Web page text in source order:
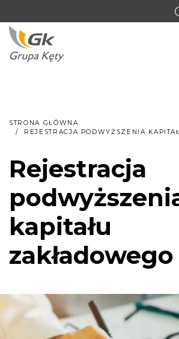
STRONA GŁÓWNA
REJESTRACJA PODWYŻSZENIA
Rejestracja
kapitału
zakładowego